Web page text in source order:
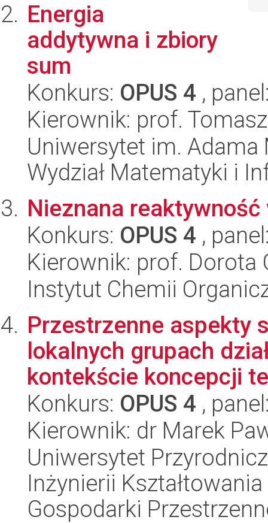
Energia
addytywna i zbiory
sum
Konkurs: OPUS 4 ,
Kierownik: prof.
Uniwersytet im.
Wydział Matematyki i
Nieznana
Konkurs: OPUS 4 ,
Kierownik: prof. Dorota
Instytut Chemii
Przestrzenne aspekty
lokalnych grupach
kontekście koncepcji
Konkurs: OPUS 4 ,
Kierownik: dr Marek
Uniwersytet
Inżynierii
Gospodarki